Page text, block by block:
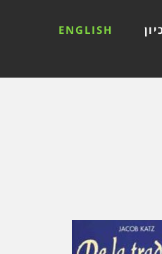
ENGLISH